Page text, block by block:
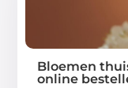
Bloemen
online